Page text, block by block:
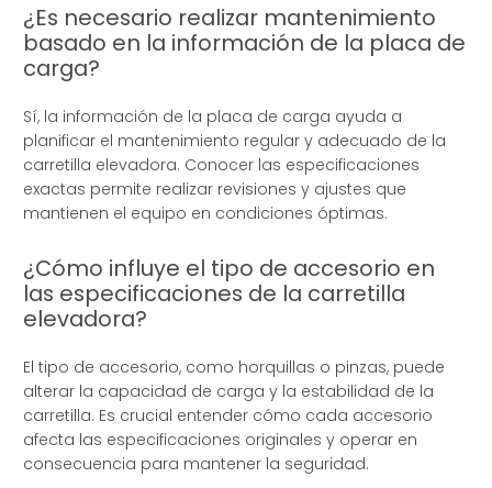
¿Es necesario realizar mantenimiento
basado en la información de la placa de
carga?
Sí, la información de la placa de carga ayuda a
planificar el mantenimiento regular y adecuado de la
carretilla elevadora. Conocer las especificaciones
exactas permite realizar revisiones y ajustes que
mantienen el equipo en condiciones óptimas.
¿Cómo influye el tipo de accesorio en
las especificaciones de la carretilla
elevadora?
El tipo de accesorio, como horquillas o pinzas, puede
alterar la capacidad de carga y la estabilidad de la
carretilla. Es crucial entender cómo cada accesorio
afecta las especificaciones originales y operar en
consecuencia para mantener la seguridad.